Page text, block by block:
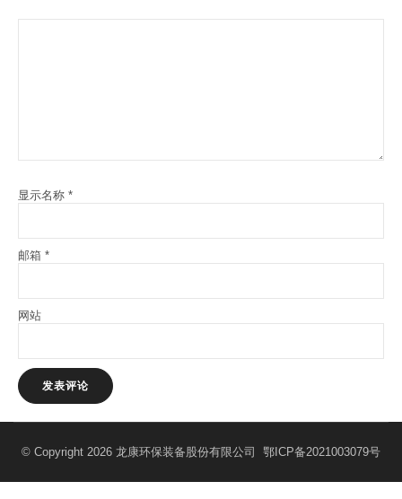
显示名称 *
邮箱 *
网站
© Copyright 2026 龙康环保装备股份有限公司 鄂ICP备2021003079号